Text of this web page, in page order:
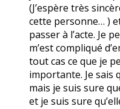
(J’espère très
cette personne… )
passer à l’acte. Je
m’est compliqué
tout cas ce que je
importante. Je sais
mais je suis sure
et je suis sure